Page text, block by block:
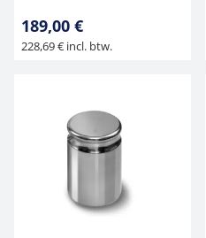
189,00 €
228,69 € incl. btw.